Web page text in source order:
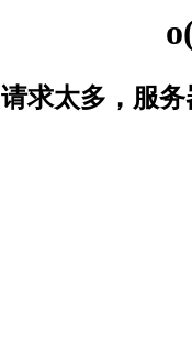
请求太多，服